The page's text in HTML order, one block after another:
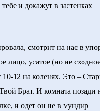
и докажут в застенках
смотрит на нас в
усатое (но не
12 на коленях. Это –
Брат. И комната позади
и одет он не в мундир